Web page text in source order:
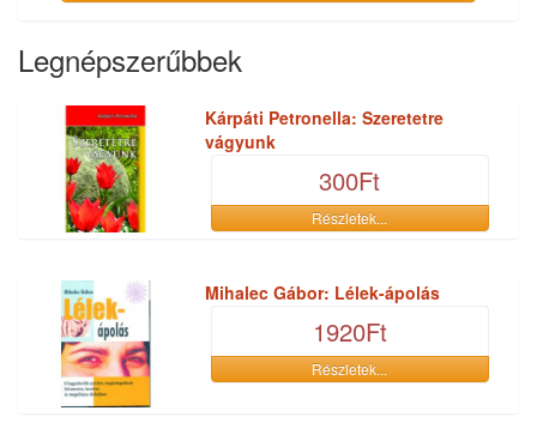
Legnépszerűbbek
Kárpáti Petronella: Szeretetre
vágyunk
300Ft
Részletek...
Mihalec Gábor: Lélek-ápolás
1920Ft
Részletek...